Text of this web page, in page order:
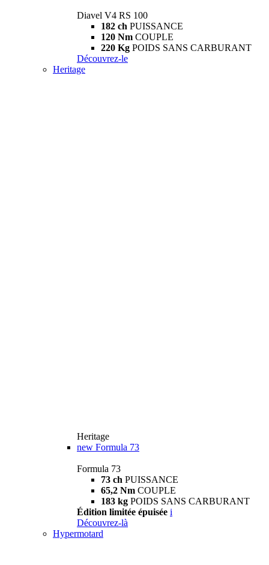
Diavel V4 RS 100
182 ch PUISSANCE
120 Nm COUPLE
220 Kg POIDS SANS CARBURANT
Découvrez-le
Heritage
Heritage
new Formula 73
Formula 73
73 ch PUISSANCE
65,2 Nm COUPLE
183 kg POIDS SANS CARBURANT
Édition limitée épuisée i
Découvrez-là
Hypermotard